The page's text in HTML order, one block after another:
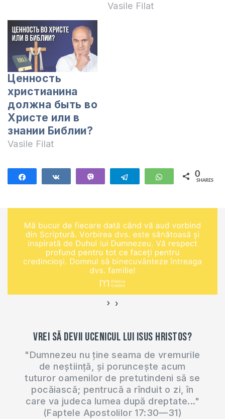
Vasile Filat
Ценность
христианина
должна быть во
Христе или в
знании Библии?
Vasile Filat
Telegram WhatsApp
0
SHARES
‹ ›
Vrei să devii ucenicul lui Isus Hristos?
"Dumnezeu nu ține seama de vremurile
de neștiință, și poruncește acum
tuturor oamenilor de pretutindeni să se
pocăiască; pentrucă a rînduit o zi, în
care va judeca lumea după dreptate..."
(Faptele Apostolilor 17:30—31)